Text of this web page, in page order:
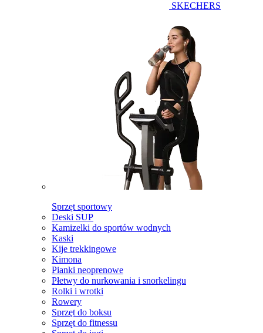
SKECHERS
Sprzęt sportowy
Deski SUP
Kamizelki do sportów wodnych
Kaski
Kije trekkingowe
Kimona
Pianki neoprenowe
Płetwy do nurkowania i snorkelingu
Rolki i wrotki
Rowery
Sprzęt do boksu
Sprzęt do fitnessu